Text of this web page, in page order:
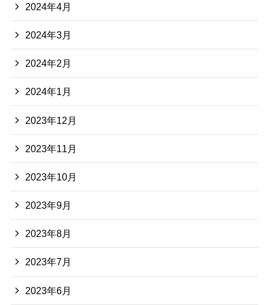
2024年4月
2024年3月
2024年2月
2024年1月
2023年12月
2023年11月
2023年10月
2023年9月
2023年8月
2023年7月
2023年6月